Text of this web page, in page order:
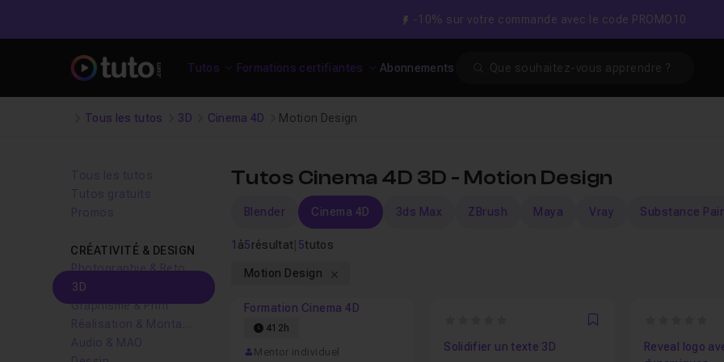
-10% sur votre commande avec le code PROMO10
Tutos Formations certifiantes Abonnements
Tous les tutos 3D Cinema 4D Motion Design
Tous les tutos
Tutos gratuits
Promos
CRÉATIVITÉ & DESIGN
Photographie & Retouche
3D
Graphisme & Print
Audio & MAO
Tutos Cinema 4D 3D - Motion Design
Blender Cinema 4D 3ds Max ZBrush Maya Vray Substance
1 à5résultat 5tutos
Motion Design
Formation Cinema 4D
412h
Mentor individuel
Favori
Solidifier un texte 3D
Reveal logo